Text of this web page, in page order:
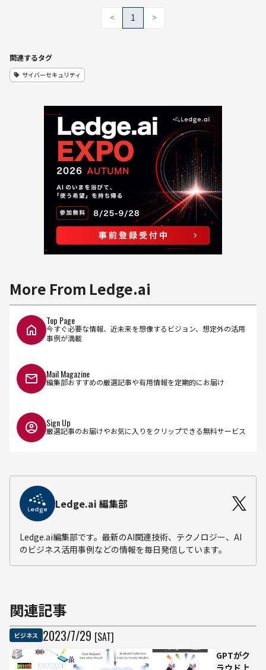
< 1 >
関連するタグ
サイバーセキュリティ
More From Ledge.ai
Top Page
今すぐ必要な情報、近未来を想像するビジョン、想定外の活用
事例が満載
Mail Magazine
編集部おすすめの厳選記事や有用情報を定期的にお届け
Sign Up
厳選記事のお届けやお気に入りをクリップできる無料サービス
Ledge.ai 編集部
Ledge.ai編集部です。最新のAI関連技術、テクノロジー、AI
のビジネス活用事例などの情報を毎日発信しています。
関連記事
ビジネス 2023/7/29 [SAT]
GPTがク
ラウド上